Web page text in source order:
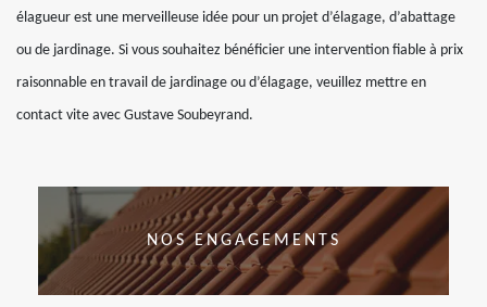
élagueur est une merveilleuse idée pour un projet d’élagage, d’abattage
ou de jardinage. Si vous souhaitez bénéficier une intervention fiable à prix
raisonnable en travail de jardinage ou d’élagage, veuillez mettre en
contact vite avec Gustave Soubeyrand.
NOS ENGAGEMENTS